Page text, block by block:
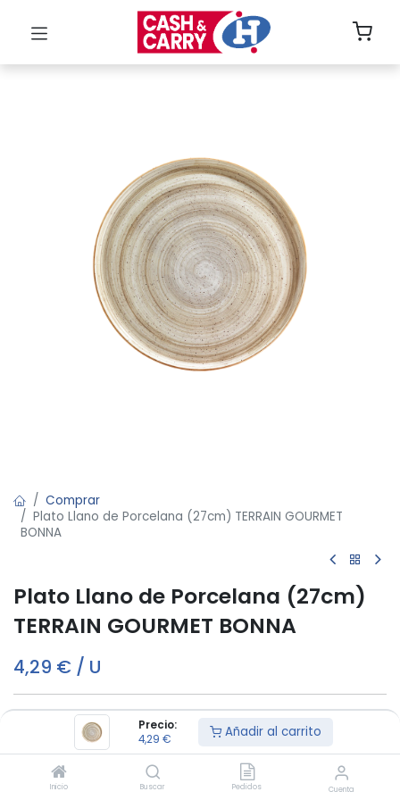
Precio:
4,29 € Añadir al carrito
Inicio Buscar Pedidos Cuenta
Comprar
Plato Llano de Porcelana (27cm) TERRAIN GOURMET
BONNA
Plato Llano de Porcelana (27cm)
TERRAIN GOURMET BONNA
4,29 € / U
Añadir al carrito
Este producto es vendido en cajas de 12